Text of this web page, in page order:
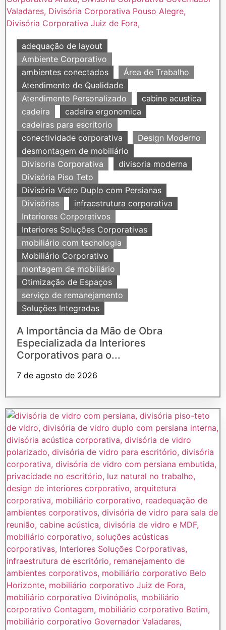
adequação de layout
Ambiente Corporativo
ambientes conectados
Área de Trabalho
Atendimento de Qualidade
Atendimento Personalizado
cabine acustica
cadeira
cadeira ergonomica
cadeiras para escritorio
conectividade corporativa
Design Moderno
desmontagem de mobiliário
Divisoria Corporativa
divisoria moderna
Divisória Piso Teto
Divisória Vidro Duplo com Persianas
Divisórias
infraestrutura corporativa
Interiores Corporativos
Interiores Soluções Corporativas
mobiliário com tecnologia
Mobiliário Corporativo
montagem de mobiliário
Otimização de Espaços
serviço de remanejamento
Soluções Integradas
A Importância da Mão de Obra
Especializada da Interiores
Corporativos para o...
7 de agosto de 2026